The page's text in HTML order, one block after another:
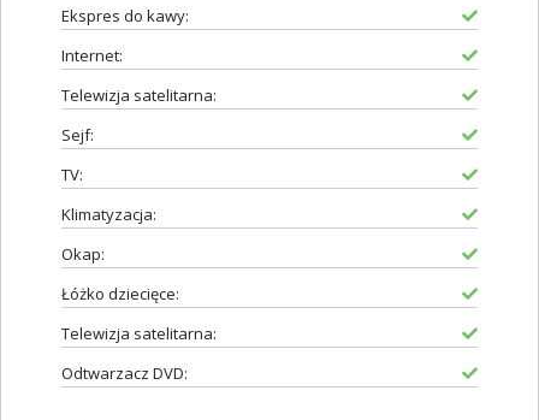
Ekspres do kawy:
Internet:
Telewizja satelitarna:
Sejf:
TV:
Klimatyzacja:
Okap:
Łóżko dziecięce:
Telewizja satelitarna:
Odtwarzacz DVD: